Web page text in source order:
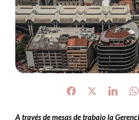
A través de mesas de trabajo la